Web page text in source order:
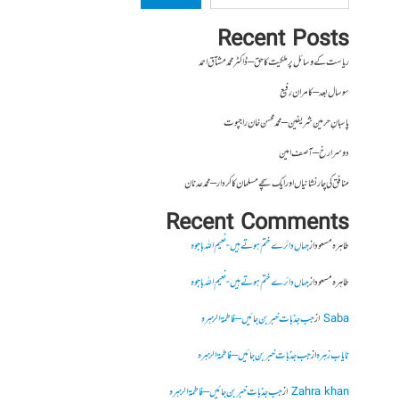
Recent Posts
ریاست کے وسائل پر ملکیت کا حق – ڈاکٹر محمد مشتاق احمد
سو سال بعد – کامران رفیع
پاسبانِ حرمین شریفین – محمد محسن خان راجپوت
دوسرا رخ – آصف امین
منافق کی چار نشانیاں اور ایک سچے مسلمان کا کردار – محمد عدنان
Recent Comments
طاہرہ مسعودازجہاں دائرے ختم ہوتے ہیں- نعیم اللہ باجوہ
طاہرہ مسعودازجہاں دائرے ختم ہوتے ہیں- نعیم اللہ باجوہ
Sabaازجب جذبات خبر بن جائیں – فاطمۃالزہرہ
نایاب زہرہازجب جذبات خبر بن جائیں – فاطمۃالزہرہ
Zahra khanازجب جذبات خبر بن جائیں – فاطمۃالزہرہ